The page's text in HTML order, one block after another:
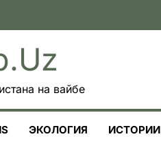
на вайбе
ЭКОЛОГИЯ ИСТОРИИ